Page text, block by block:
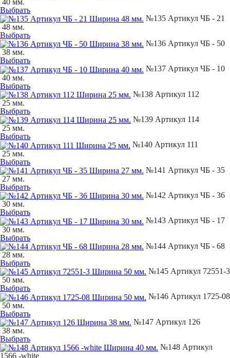
Выбрать
№135 Артикул ЧБ - 21
48 мм.
Выбрать
№136 Артикул ЧБ - 50
38 мм.
Выбрать
№137 Артикул ЧБ - 10
40 мм.
Выбрать
№138 Артикул 112
25 мм.
Выбрать
№139 Артикул 114
25 мм.
Выбрать
№140 Артикул 111
25 мм.
Выбрать
№141 Артикул ЧБ - 35
27 мм.
Выбрать
№142 Артикул ЧБ - 36
30 мм.
Выбрать
№143 Артикул ЧБ - 17
30 мм.
Выбрать
№144 Артикул ЧБ - 68
28 мм.
Выбрать
№145 Артикул 72551-3
50 мм.
Выбрать
№146 Артикул 1725-08
50 мм.
Выбрать
№147 Артикул 126
38 мм.
Выбрать
№148 Артикул
1566 -white